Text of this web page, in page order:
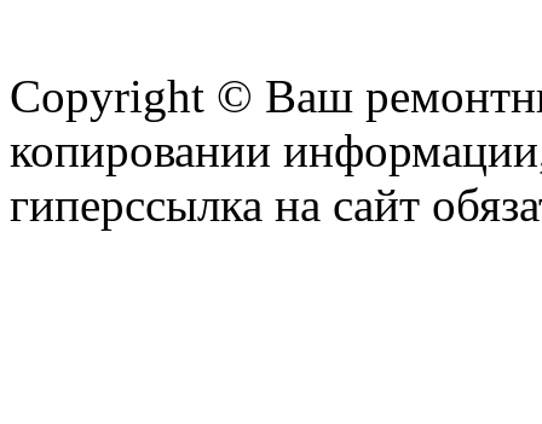
Copyright © Ваш
копировании
гиперссылка на сайт